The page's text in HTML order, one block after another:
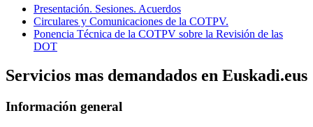
Presentación. Sesiones. Acuerdos
Circulares y Comunicaciones de la COTPV.
Ponencia Técnica de la COTPV sobre la Revisión de las
DOT
Servicios mas demandados en Euskadi.eus
Información general